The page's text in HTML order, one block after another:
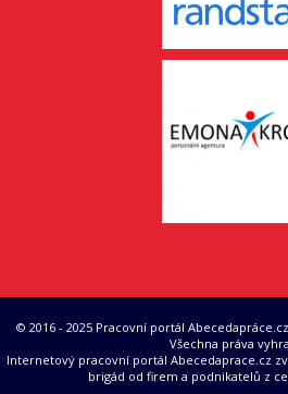
© 2016 - 2025 Pracovní portál
Všechna práva
Internetový pracovní portál Abecedaprace.cz
brigád od firem a podnikatelů z